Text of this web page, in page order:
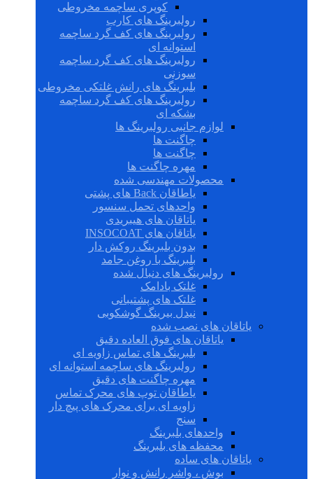
کوپری ساچمه مخروطی
رولبرینگ های کارب
رولبرینگ های کف گرد ساچمه
استوانه ای
رولبرینگ های کف گرد ساچمه
سوزنی
بلبرینگ های رانش غلتکی مخروطی
رولبرینگ های کف گرد ساچمه
بشکه ای
لوازم جانبی رولبرینگ ها
چاگنت ها
چاگنت ها
مهره چاگنت ها
محصولات مهندسی شده
یاطاقان Back های پشتی
واحدهای تحمل سنسور
یاتاقان های هیبریدی
یاتاقان های INSOCOAT
بدون بلبرینگ روکش دار
بلبرینگ با روغن جامد
رولبرینگ های دنبال شده
غلتک بادامک
غلتک های پشتیبانی
نیدل بیرینگ گوشکوبی
یاتاقان های نصب شده
یاتاقان های فوق العاده دقیق
بلبرینگ های تماس زاویه ای
رولبرینگ های ساچمه استوانه ای
مهره چاگنت های دقیق
یاطاقان توپ های محرک تماس
زاویه ای برای محرک های پیچ دار
سنج
واحدهای بلبرینگ
محفظه های بلبرینگ
یاتاقان های ساده
بوش ، واشر رانش و نوار